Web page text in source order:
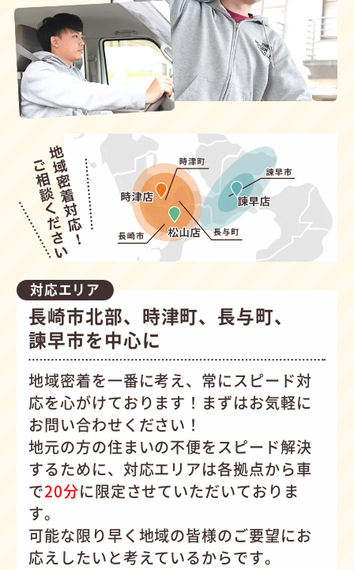
対応エリア
長崎市北部、時津町、長与町、
諫早市を中心に
地域密着を一番に考え、常にスピード対
応を心がけております！まずはお気軽に
お問い合わせください！
地元の方の住まいの不便をスピード解決
するために、対応エリアは各拠点から車
で20分に限定させていただいておりま
す。
可能な限り早く地域の皆様のご要望にお
応えしたいと考えているからです。